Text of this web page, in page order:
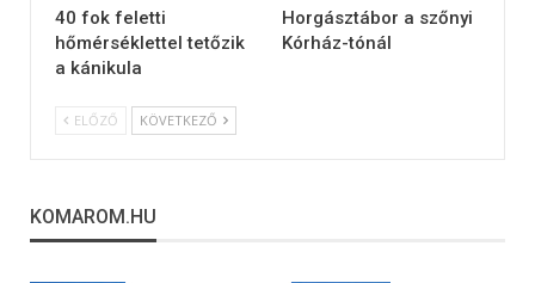
40 fok feletti
hőmérséklettel tetőzik
a kánikula
Horgásztábor a szőnyi
Kórház-tónál
ELŐZŐ KÖVETKEZŐ
KOMAROM.HU